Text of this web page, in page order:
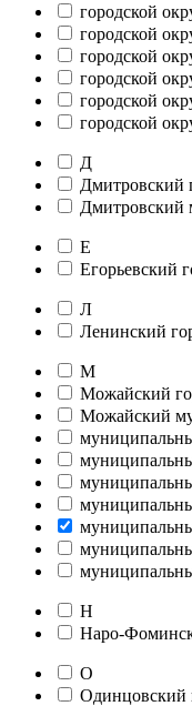
городской
городской
городской
городской
городской
городской
Д
Дмитровский
Дмитровский
Е
Егорьевский
Л
Ленинский
М
Можайский
Можайский
Н
Наро-
О
Одинцовский